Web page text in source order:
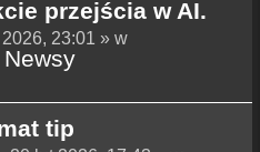
przejścia w AI.
23:01 » w
tip